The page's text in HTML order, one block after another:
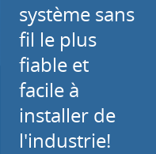
système sans
fil le plus
fiable et
facile à
installer de
l'industrie!